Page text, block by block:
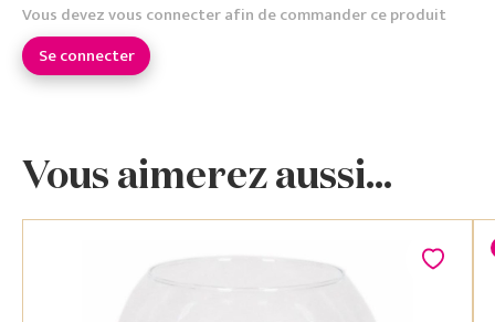
Vous devez vous connecter afin de commander ce produit
Se connecter
Vous aimerez aussi...